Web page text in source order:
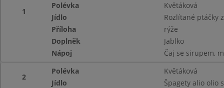
1
Polévka
Květáková
Jídlo
Rozlítané ptáčky
Příloha
rýže
Doplněk
Jablko
Nápoj
Čaj se sirupem,
2
Polévka
Květáková
Jídlo
Špagety alio olio